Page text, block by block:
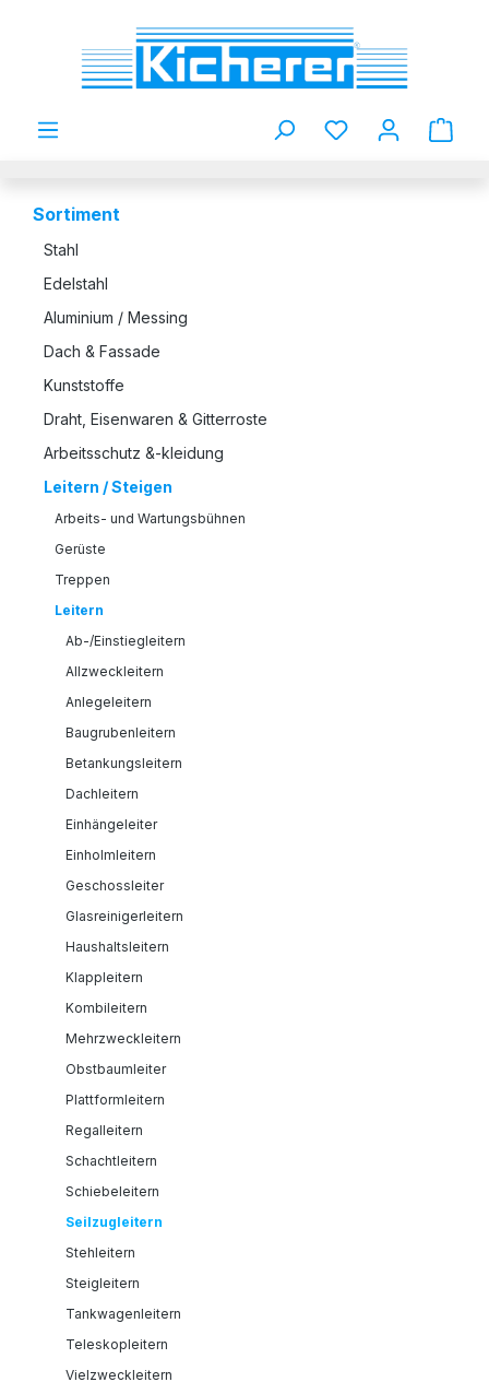
Zum Hauptinhalt springen
Du hast 0
Sortiment
Stahl
Edelstahl
Aluminium / Messing
Dach & Fassade
Kunststoffe
Draht, Eisenwaren & Gitterroste
Arbeitsschutz &-kleidung
Leitern / Steigen
Arbeits- und Wartungsbühnen
Gerüste
Treppen
Leitern
Ab-/Einstiegleitern
Allzweckleitern
Anlegeleitern
Baugrubenleitern
Betankungsleitern
Dachleitern
Einhängeleiter
Einholmleitern
Geschossleiter
Glasreinigerleitern
Haushaltsleitern
Klappleitern
Kombileitern
Mehrzweckleitern
Obstbaumleiter
Plattformleitern
Regalleitern
Schachtleitern
Schiebeleitern
Seilzugleitern
Stehleitern
Steigleitern
Tankwagenleitern
Teleskopleitern
Vielzweckleitern